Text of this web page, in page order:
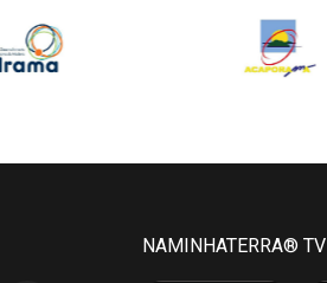
NAMINHATERRA® TV